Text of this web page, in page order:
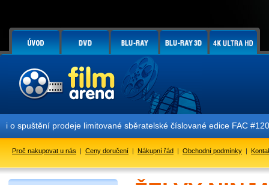
prodeje limitované sběratelské číslované edice FAC #120
Proč nakupovat u nás | Ceny doručení | Nákupní řád | Obchodní podmínky |